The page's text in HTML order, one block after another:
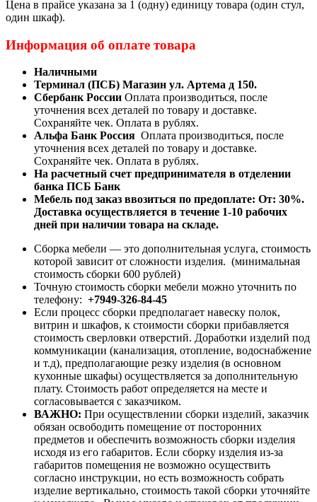
Цена в прайсе указана за 1 (одну) единицу товара (один стул,
один шкаф).
Информация об оплате товара
Наличными
Терминал (ПСБ) Магазин ул. Артема д 150.
Сбербанк России Оплата производиться, после
уточнения всех деталей по товару и доставке.
Сохраняйте чек. Оплата в рублях.
Альфа Банк Россия Оплата производиться, после
уточнения всех деталей по товару и доставке.
Сохраняйте чек. Оплата в рублях.
На расчетный счет предпринимателя в отделении
банка ПСБ Банк
Мебель под заказ ввозиться по предоплате: От: 30%.
Доставка осуществляется в течение 1-10 рабочих
дней при наличии товара на складе.
Сборка мебели — это дополнительная услуга, стоимость
которой зависит от сложности изделия. (минимальная
стоимость сборки 600 рублей)
Точную стоимость сборки мебели можно уточнить по
телефону: +7949-326-84-45
Если процесс сборки предполагает навеску полок,
витрин и шкафов, к стоимости сборки прибавляется
стоимость сверловки отверстий. Доработки изделий под
коммуникации (канализация, отопление, водоснабжение
и т.д), предполагающие резку изделия (в основном
кухонные шкафы) осуществляется за дополнительную
плату. Стоимость работ определяется на месте и
согласовывается с заказчиком.
ВАЖНО: При осуществлении сборки изделий, заказчик
обязан освободить помещение от посторонних
предметов и обеспечить возможность сборки изделия
исходя из его габаритов. Если сборку изделия из-за
габаритов помещения не возможно осуществить
согласно инструкции, но есть возможность собрать
изделие вертикально, стоимость такой сборки уточняйте